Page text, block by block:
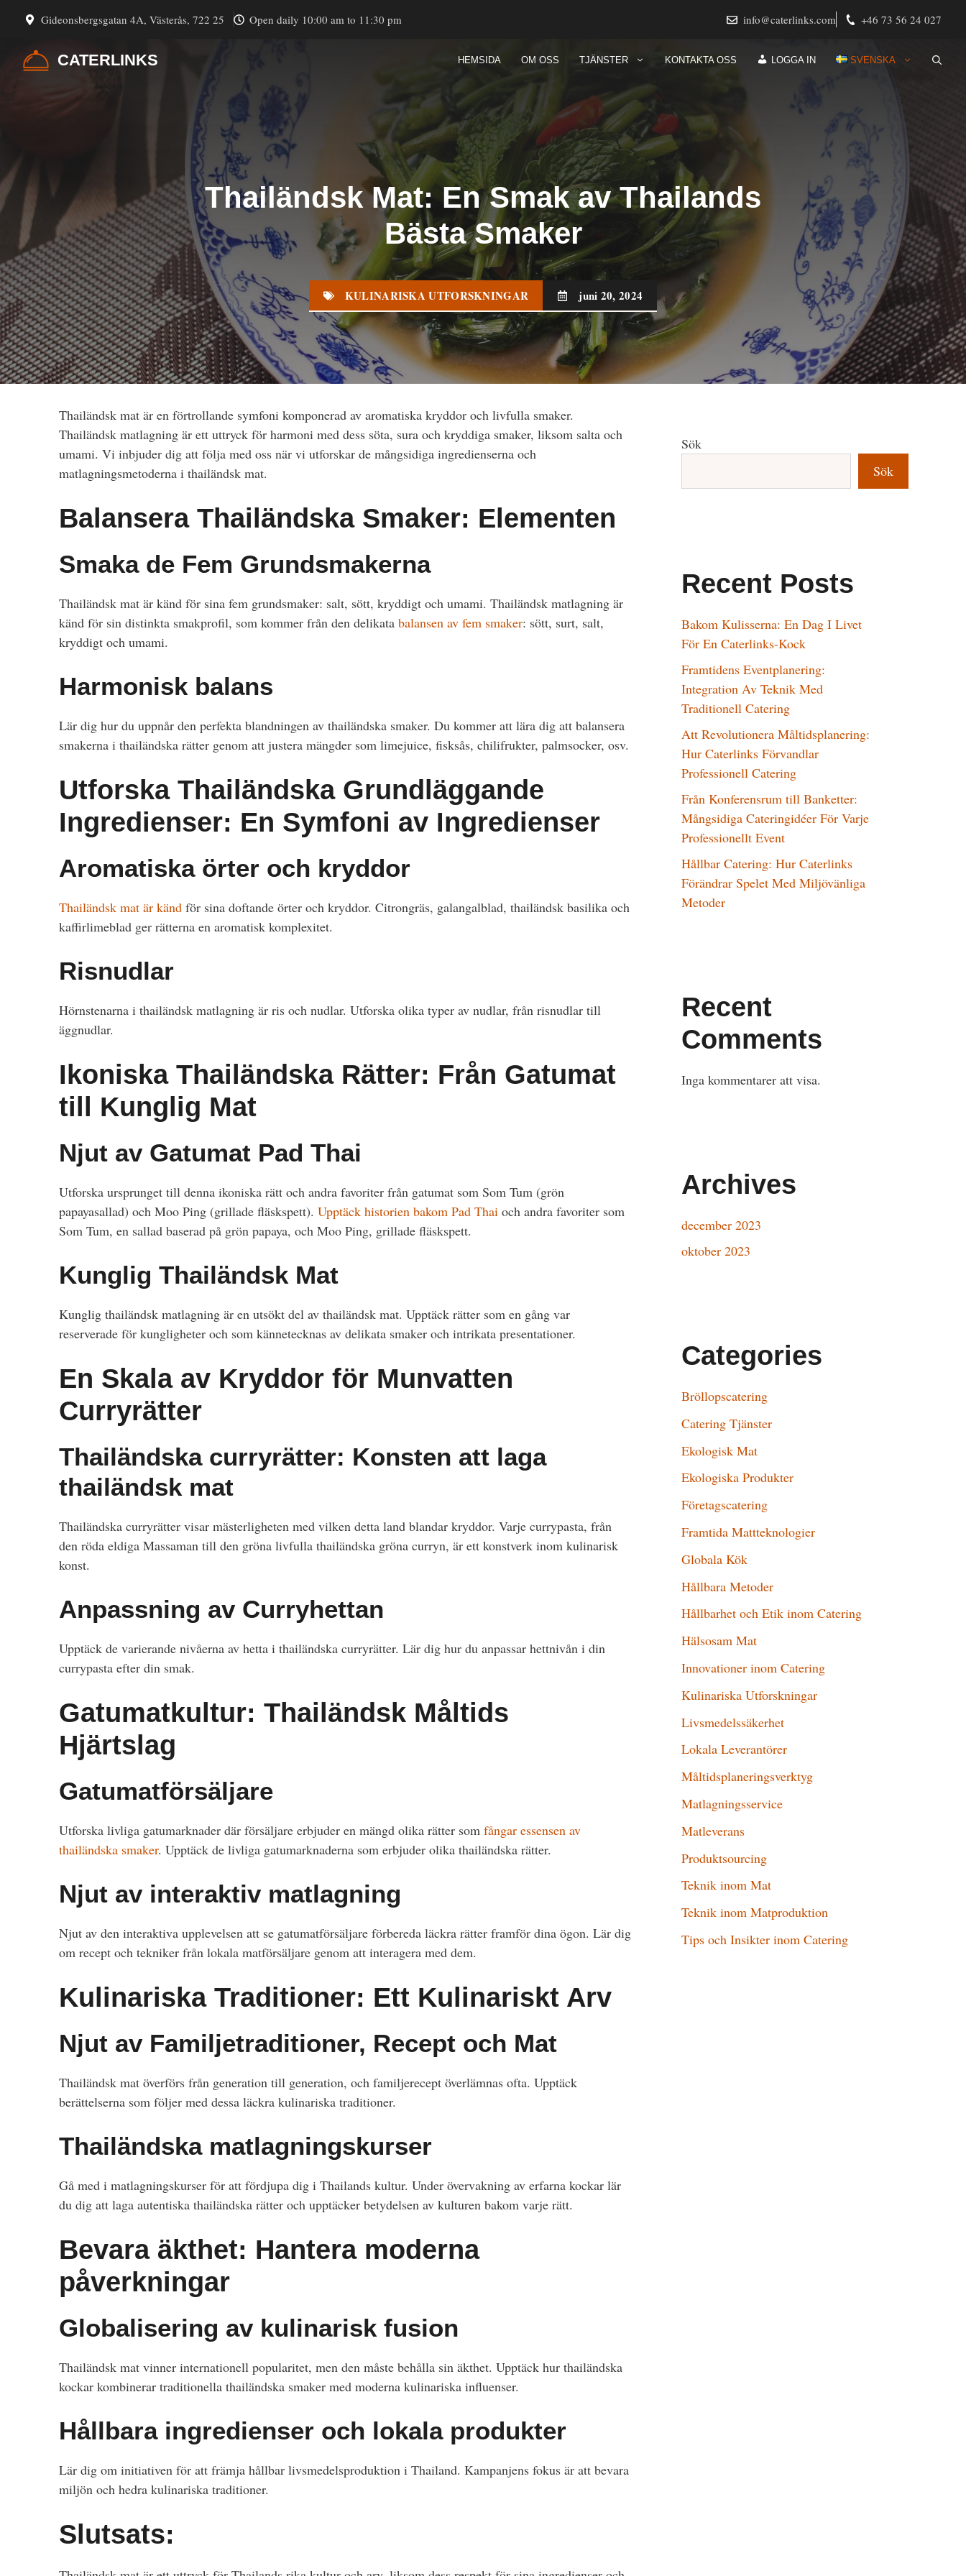
innehåll
Gideonsbergsgatan 4A, Västerås, 722 25 Open daily 10:00 am to 11:30 pm info@caterlinks.com +46 73 56 24 027
CATERLINKS HEMSIDA OM OSS TJÄNSTER KONTAKTA OSS LOGGA IN SVENSKA
Thailändsk Mat: En Smak av Thailands
Bästa Smaker
KULINARISKA UTFORSKNINGAR juni 20, 2024
Thailändsk mat är en förtrollande symfoni komponerad av aromatiska kryddor och livfulla smaker.
Thailändsk matlagning är ett uttryck för harmoni med dess söta, sura och kryddiga smaker, liksom salta och
umami. Vi inbjuder dig att följa med oss när vi utforskar de mångsidiga ingredienserna och
matlagningsmetoderna i thailändsk mat.
Balansera Thailändska Smaker: Elementen
Smaka de Fem Grundsmakerna
Thailändsk mat är känd för sina fem grundsmaker: salt, sött, kryddigt och umami. Thailändsk matlagning är
känd för sin distinkta smakprofil, som kommer från den delikata balansen av fem smaker: sött, surt, salt,
kryddigt och umami.
Harmonisk balans
Lär dig hur du uppnår den perfekta blandningen av thailändska smaker. Du kommer att lära dig att balansera
smakerna i thailändska rätter genom att justera mängder som limejuice, fisksås, chilifrukter, palmsocker, osv.
Utforska Thailändska Grundläggande
Ingredienser: En Symfoni av Ingredienser
Aromatiska örter och kryddor
Thailändsk mat är känd för sina doftande örter och kryddor. Citrongräs, galangalblad, thailändsk basilika och
kaffirlimeblad ger rätterna en aromatisk komplexitet.
Risnudlar
Hörnstenarna i thailändsk matlagning är ris och nudlar. Utforska olika typer av nudlar, från risnudlar till
äggnudlar.
Ikoniska Thailändska Rätter: Från Gatumat
till Kunglig Mat
Njut av Gatumat Pad Thai
Utforska ursprunget till denna ikoniska rätt och andra favoriter från gatumat som Som Tum (grön
papayasallad) och Moo Ping (grillade fläskspett). Upptäck historien bakom Pad Thai och andra favoriter som
Som Tum, en sallad baserad på grön papaya, och Moo Ping, grillade fläskspett.
Kunglig Thailändsk Mat
Kunglig thailändsk matlagning är en utsökt del av thailändsk mat. Upptäck rätter som en gång var
reserverade för kungligheter och som kännetecknas av delikata smaker och intrikata presentationer.
En Skala av Kryddor för Munvatten
Curryrätter
Thailändska curryrätter: Konsten att laga
thailändsk mat
Thailändska curryrätter visar mästerligheten med vilken detta land blandar kryddor. Varje currypasta, från
den röda eldiga Massaman till den gröna livfulla thailändska gröna curryn, är ett konstverk inom kulinarisk
konst.
Anpassning av Curryhettan
Upptäck de varierande nivåerna av hetta i thailändska curryrätter. Lär dig hur du anpassar hettnivån i din
currypasta efter din smak.
Gatumatkultur: Thailändsk Måltids
Hjärtslag
Gatumatförsäljare
Utforska livliga gatumarknader där försäljare erbjuder en mängd olika rätter som fångar essensen av
thailändska smaker. Upptäck de livliga gatumarknaderna som erbjuder olika thailändska rätter.
Njut av interaktiv matlagning
Njut av den interaktiva upplevelsen att se gatumatförsäljare förbereda läckra rätter framför dina ögon. Lär dig
om recept och tekniker från lokala matförsäljare genom att interagera med dem.
Kulinariska Traditioner: Ett Kulinariskt Arv
Njut av Familjetraditioner, Recept och Mat
Thailändsk mat överförs från generation till generation, och familjerecept överlämnas ofta. Upptäck
berättelserna som följer med dessa läckra kulinariska traditioner.
Thailändska matlagningskurser
Gå med i matlagningskurser för att fördjupa dig i Thailands kultur. Under övervakning av erfarna kockar lär
du dig att laga autentiska thailändska rätter och upptäcker betydelsen av kulturen bakom varje rätt.
Bevara äkthet: Hantera moderna
påverkningar
Globalisering av kulinarisk fusion
Thailändsk mat vinner internationell popularitet, men den måste behålla sin äkthet. Upptäck hur thailändska
kockar kombinerar traditionella thailändska smaker med moderna kulinariska influenser.
Hållbara ingredienser och lokala produkter
Lär dig om initiativen för att främja hållbar livsmedelsproduktion i Thailand. Kampanjens fokus är att bevara
miljön och hedra kulinariska traditioner.
Slutsats:
Sök
Sök
Recent Posts
Bakom Kulisserna: En Dag I Livet
För En Caterlinks-Kock
Framtidens Eventplanering:
Integration Av Teknik Med
Traditionell Catering
Att Revolutionera Måltidsplanering:
Hur Caterlinks Förvandlar
Professionell Catering
Från Konferensrum till Banketter:
Mångsidiga Cateringidéer För Varje
Professionellt Event
Hållbar Catering: Hur Caterlinks
Förändrar Spelet Med Miljövänliga
Metoder
Recent
Comments
Inga kommentarer att visa.
Archives
december 2023
oktober 2023
Categories
Bröllopscatering
Catering Tjänster
Ekologisk Mat
Ekologiska Produkter
Företagscatering
Framtida Mattteknologier
Globala Kök
Hållbara Metoder
Hållbarhet och Etik inom Catering
Hälsosam Mat
Innovationer inom Catering
Kulinariska Utforskningar
Livsmedelssäkerhet
Lokala Leverantörer
Måltidsplaneringsverktyg
Matlagningsservice
Matleverans
Produktsourcing
Teknik inom Mat
Teknik inom Matproduktion
Tips och Insikter inom Catering